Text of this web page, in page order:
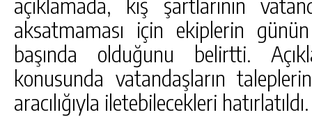
aksatmaması için ekiplerin
başında olduğunu belirtti.
konusunda vatandaşların
aracılığıyla iletebilecekleri hatırlatıldı.